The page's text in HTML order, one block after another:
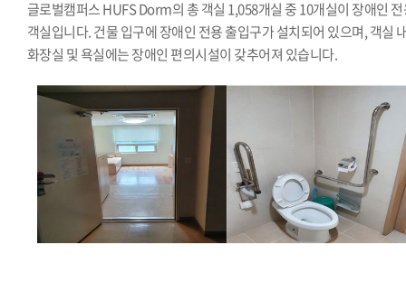
글로벌캠퍼스 HUFS Dorm의 총 객실 1,058개실 중 10개실이 장애인
객실입니다. 건물 입구에 장애인 전용 출입구가 설치되어 있으며, 객실
화장실 및 욕실에는 장애인 편의시설이 갖추어져 있습니다.